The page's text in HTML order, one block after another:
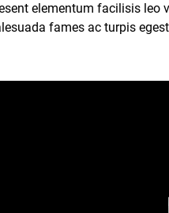
elementum facilisis
fames ac turpis
a. Pretium
urna cursus eget
mauris ultrices. Dignissim
at ultrices mi tempus
nulla. Ut tellus